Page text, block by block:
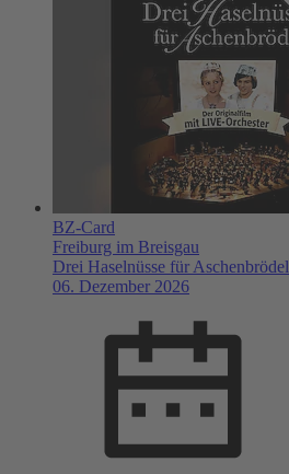
BZ-Card
Freiburg im Breisgau
Drei Haselnüsse für Aschenbrödel
06. Dezember 2026